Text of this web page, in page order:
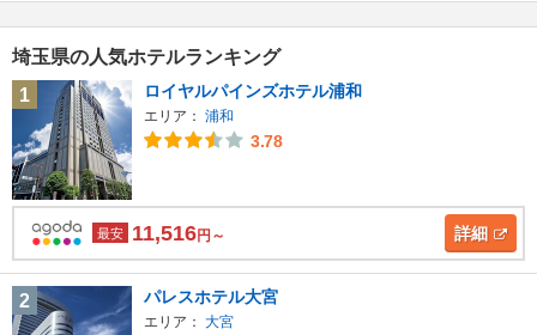
埼玉県の人気ホテルランキング
1
ロイヤルパインズホテル浦和
エリア： 浦和
3.78
最安 11,516円～ 詳細
2 パレスホテル大宮
エリア： 大宮